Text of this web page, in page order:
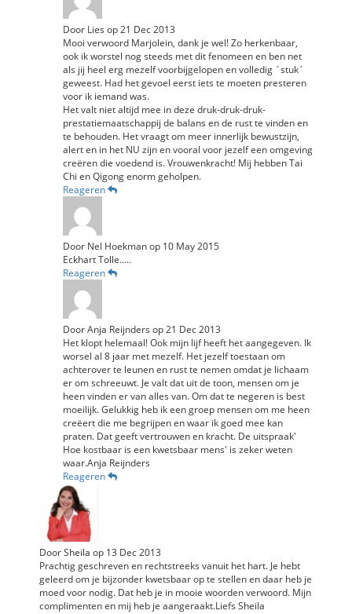
Door Lies op21 Dec 2013
Mooi verwoord Marjolein, dank je wel! Zo herkenbaar,
ook ik worstel nog steeds met dit fenomeen en ben net
als jij heel erg mezelf voorbijgelopen en volledig ´stuk´
geweest. Had het gevoel eerst iets te moeten presteren
voor ik iemand was.
Het valt niet altijd mee in deze druk-druk-druk-
prestatiemaatschappij de balans en de rust te vinden en
te behouden. Het vraagt om meer innerlijk bewustzijn,
alert en in het NU zijn en vooral voor jezelf een omgeving
creëren die voedend is. Vrouwenkracht! Mij hebben Tai
Chi en Qigong enorm geholpen.
Reageren
Door Nel Hoekmanop 10 May 2015
Eckhart Tolle.....
Reageren
DoorAnja Reijnders op21 Dec 2013
Het klopt helemaal! Ook mijn lijf heeft het aangegeven. Ik
worsel al 8 jaar met mezelf. Het jezelf toestaan om
achterover te leunen en rust te nemen omdat je lichaam
er om schreeuwt. Je valt dat uit de toon, mensen om je
heen vinden er van alles van. Om dat te negeren is best
moeilijk. Gelukkig heb ik een groep mensen om me heen
creëert die me begrijpen en waar ik goed mee kan
praten. Dat geeft vertrouwen en kracht. De uitspraak'
Hoe kostbaar is een kwetsbaar mens' is zeker weten
waar.Anja Reijnders
Reageren
DoorSheila op 13 Dec 2013
Prachtig geschreven en rechtstreeks vanuit het hart. Je hebt
geleerd om je bijzonder kwetsbaar op te stellen en daar heb je
moed voor nodig. Dat heb je in mooie woorden verwoord. Mijn
complimenten en mij heb je aangeraakt.Liefs Sheila